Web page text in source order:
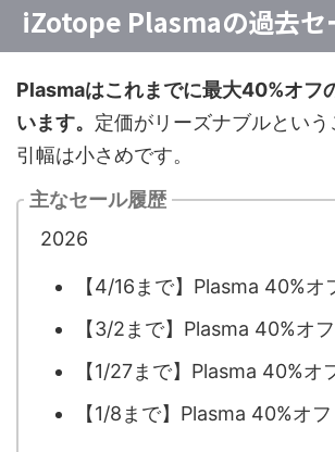
iZotope Plasmaの過去セ
Plasmaはこれまでに最大40%オフ
います。 定価がリーズナブルという
引幅は小さめです。
主なセール履歴
2026
【4/16まで】Plasma 40%オ
【3/2まで】Plasma 40%オフ
【1/27まで】Plasma 40%オ
【1/8まで】Plasma 40%オフ